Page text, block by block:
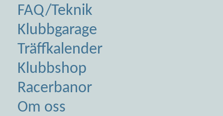
FAQ/Teknik
Klubbgarage
Träffkalender
Klubbshop
Racerbanor
Om oss